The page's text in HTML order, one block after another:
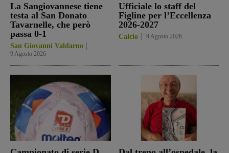
La Sangiovannese tiene
testa al San Donato
Tavarnelle, che però
passa 0-1
San Giovanni Valdarno
9 Agosto 2026
Ufficiale lo staff del
Figline per l’Eccellenza
2026-2027
Calcio 9 Agosto 2026